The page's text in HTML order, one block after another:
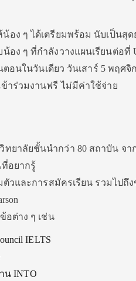
อง ๆ ได้เตรียมพร้อม นับเป็นสุ
อง ๆ ที่กำลังวางแผนเรียนต่อที่
นในวันเดียว วันเสาร์ 5 พฤศจิก
เข้าร่วมงานฟรี ไม่มีค่าใช้จ่าย
ยาลัยชั้นนำกว่า 80 สถาบัน จา
อยากรู้
ตัวและการสมัครเรียน รวมไป
อต่าง ๆ เช่น
IELTS
น INTO